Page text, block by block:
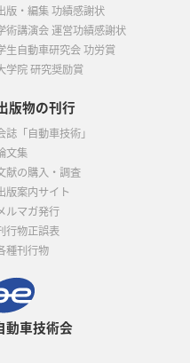
動車技術会
版・編集 功績感謝状
術講演会 運営功績感謝状
生自動車研究会 功労賞
学院 研究奨励賞
版物の刊行
誌「自動車技術」
文集
献の購入・調査
版案内サイト
ルマガ発行
行物正誤表
種刊行物